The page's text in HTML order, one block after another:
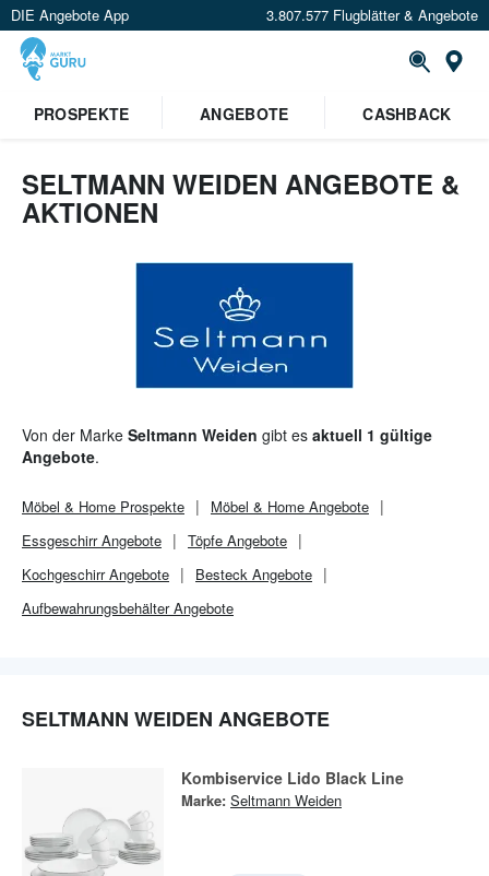
DIE Angebote App 3.807.577 Flugblätter & Angebote
PROSPEKTE
ANGEBOTE CASHBACK
SELTMANN WEIDEN ANGEBOTE &
AKTIONEN
Von der Marke Seltmann Weiden gibt es aktuell 1 gültige
Angebote.
Möbel & Home Prospekte Möbel & Home Angebote
Essgeschirr Angebote
Töpfe Angebote
Kochgeschirr Angebote
Besteck Angebote
Aufbewahrungsbehälter Angebote
SELTMANN WEIDEN ANGEBOTE
Kombiservice Lido Black Line
Marke: Seltmann Weiden